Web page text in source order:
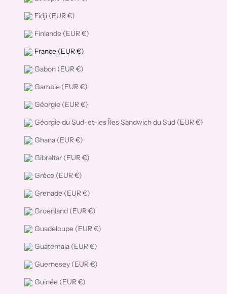
Fidji (EUR €)
Finlande (EUR €)
France (EUR €)
Gabon (EUR €)
Gambie (EUR €)
Géorgie (EUR €)
Géorgie du Sud-et-les Îles Sandwich du Sud (EUR €)
Ghana (EUR €)
Gibraltar (EUR €)
Grèce (EUR €)
Grenade (EUR €)
Groenland (EUR €)
Guadeloupe (EUR €)
Guatemala (EUR €)
Guernesey (EUR €)
Guinée (EUR €)